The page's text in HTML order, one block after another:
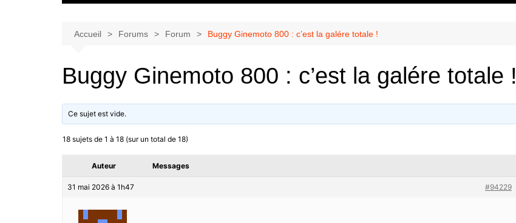
Accueil Forums Forum Buggy Ginemoto 800 : c’est la galére totale !
Buggy Ginemoto 800 : c’est la galére totale !
Ce sujet est vide.
18 sujets de 1 à 18 (sur un total de 18)
Auteur Messages
31 mai 2026 à 1h47 #94229